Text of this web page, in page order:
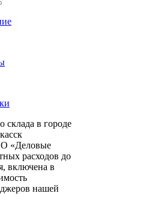
склада в городе
«Деловые
расходов до
включена в
нашей